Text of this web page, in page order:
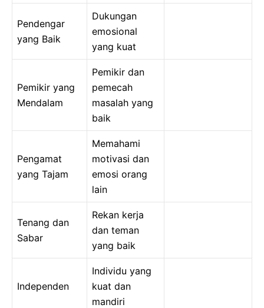
Pendengar
yang Baik
Dukungan
emosional
yang kuat
Pemikir yang
Mendalam
Pemikir dan
pemecah
masalah yang
baik
Pengamat
yang Tajam
Memahami
motivasi dan
emosi orang
lain
Tenang dan
Sabar
Rekan kerja
dan teman
yang baik
Independen
Individu yang
kuat dan
mandiri